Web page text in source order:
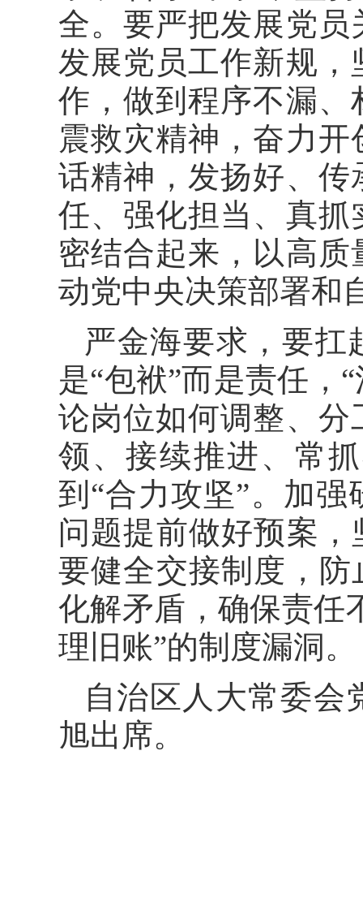
全。要严把发展党
发展党员工作新规
作，做到程序不漏
震救灾精神，奋力
话精神，发扬好、
任、强化担当、真
密结合起来，以高
动党中央决策部署和
严金海要求，要扛
是“包袱”而是责任，
论岗位如何调整、
领、接续推进、常
到“合力攻坚”。加
问题提前做好预案
要健全交接制度，防
化解矛盾，确保责任
理旧账”的制度漏洞。
自治区人大常委会
旭出席。